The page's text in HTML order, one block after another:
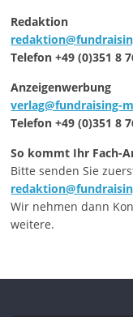
Redaktion
Telefon +49 (0)351 8
Anzeigenwerbung
verlag@fundraising-
Telefon +49 (0)351 8
So kommt Ihr Fach-
Bitte senden Sie
Wir nehmen dann
weitere.